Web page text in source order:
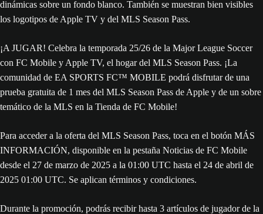
¡A JUGAR! Celebra la temporada 25/26 de la Major League Soccer
con FC Mobile y Apple TV, el hogar del MLS Season Pass. ¡La
comunidad de EA SPORTS FC™ MOBILE podrá disfrutar de una
prueba gratuita de 1 mes del MLS Season Pass de Apple y de un sobre
temático de la MLS en la Tienda de FC Mobile!
Para acceder a la oferta del MLS Season Pass, toca en el botón MÁS
INFORMACIÓN, disponible en la pestaña Noticias de FC Mobile
desde el 27 de marzo de 2025 a la 01:00 UTC hasta el 24 de abril de
2025 01:00 UTC. Se aplican términos y condiciones.
Durante la promoción, podrás recibir hasta 3 artículos de jugador de la